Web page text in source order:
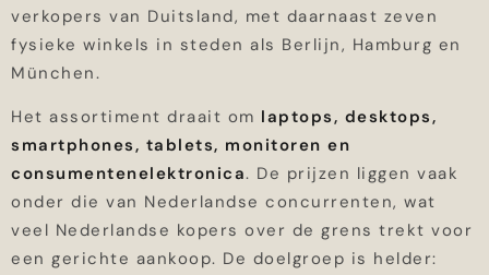
verkopers van Duitsland, met daarnaast zeven
fysieke winkels in steden als Berlijn, Hamburg en
München.
Het assortiment draait om laptops, desktops,
smartphones, tablets, monitoren en
consumentenelektronica. De prijzen liggen vaak
onder die van Nederlandse concurrenten, wat
veel Nederlandse kopers over de grens trekt voor
een gerichte aankoop. De doelgroep is helder: